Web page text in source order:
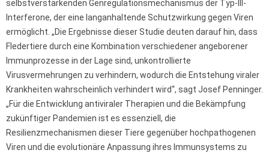
selbstverstärkenden Genregulationsmechanismus der Typ-III-
Interferone, der eine langanhaltende Schutzwirkung gegen Viren
ermöglicht. „Die Ergebnisse dieser Studie deuten darauf hin, dass
Fledertiere durch eine Kombination verschiedener angeborener
Immunprozesse in der Lage sind, unkontrollierte
Virusvermehrungen zu verhindern, wodurch die Entstehung viraler
Krankheiten wahrscheinlich verhindert wird“, sagt Josef Penninger.
„Für die Entwicklung antiviraler Therapien und die Bekämpfung
zukünftiger Pandemien ist es essenziell, die
Resilienzmechanismen dieser Tiere gegenüber hochpathogenen
Viren und die evolutionäre Anpassung ihres Immunsystems zu